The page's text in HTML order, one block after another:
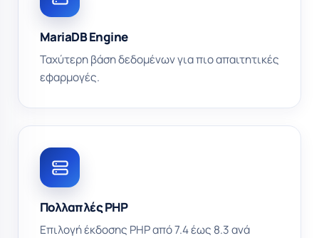
MariaDB Engine
Ταχύτερη βάση δεδομένων για πιο απαιτητικές
εφαρμογές.
Πολλαπλές PHP
Επιλογή έκδοσης PHP από 7.4 έως 8.3 ανά